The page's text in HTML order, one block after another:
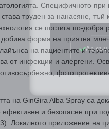
Специфичното
труден за нанасяне,
се постига по-
форма на приятна
на пациентите и
от инфекции и алергени.
на GinGira Alba Spray са
ефективен и безопасен при
Локалното приложение на
Аз съм